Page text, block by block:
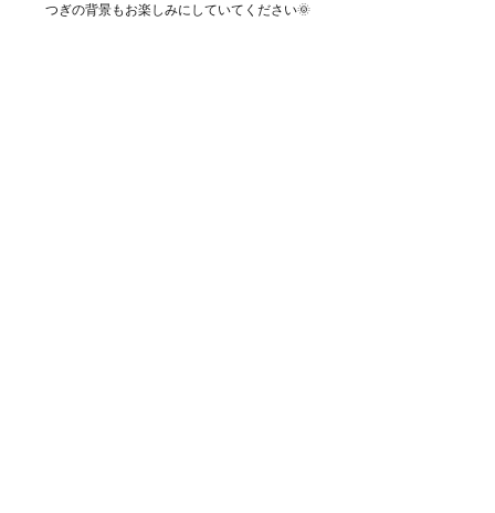
つぎの背景もお楽しみにしていてください🌞